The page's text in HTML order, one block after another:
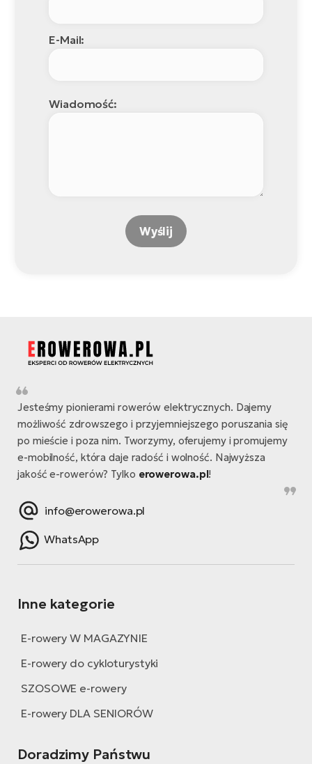
E-Mail:
Wiadomość:
Wyślij
Jesteśmy pionierami rowerów elektrycznych. Dajemy
możliwość zdrowszego i przyjemniejszego poruszania się
po mieście i poza nim. Tworzymy, oferujemy i promujemy
e-mobilność, która daje radość i wolność. Najwyższa
jakość e-rowerów? Tylko erowerowa.pl!
info@erowerowa.pl
WhatsApp
Inne kategorie
E-rowery W MAGAZYNIE
E-rowery do cykloturystyki
SZOSOWE e-rowery
E-rowery DLA SENIORÓW
Doradzimy Państwu